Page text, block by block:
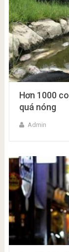
Hơn 1000
quá nóng
Admin